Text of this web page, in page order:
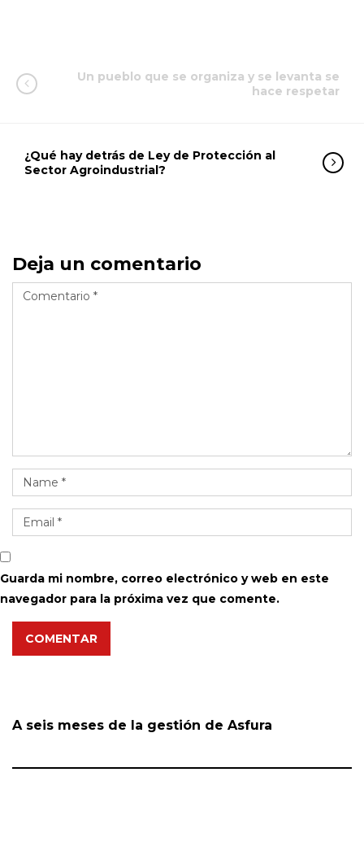
Un pueblo que se organiza y se levanta se
hace respetar
¿Qué hay detrás de Ley de Protección al
Sector Agroindustrial?
Deja un comentario
Guarda mi nombre, correo electrónico y web en este
navegador para la próxima vez que comente.
COMENTAR
A seis meses de la gestión de Asfura